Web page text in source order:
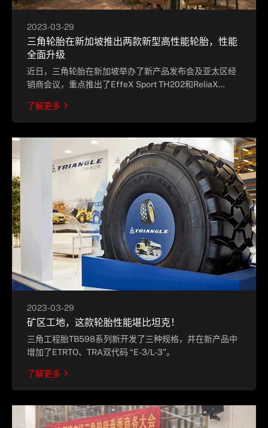
2023-03-29
三角轮胎在新加坡推出两款新型高性能轮胎，性能
全面升级
近日，三角轮胎在新加坡举办了新产品发布会及亚太区经
销商会议，重点推出了EffeX Sport TH202和ReliaX
务的同时，继续履行向客户提供更优质产品和服务。
了解更多
2023-03-29
矿区工地，这款轮胎性能堪比坦克！
三角工程胎TB598系列新开发了三种规格，并在新产品中
增加了ETRTO、TRA双代码 “E-3/L-3”。
了解更多